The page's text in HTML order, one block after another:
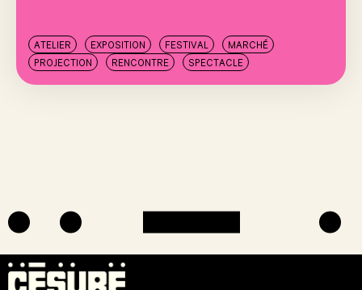
ATELIER EXPOSITION FESTIVAL
MARCHÉ
PROJECTION
RENCONTRE SPECTACLE